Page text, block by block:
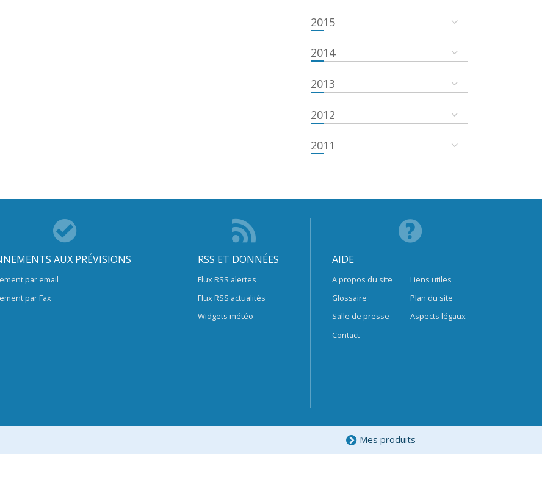
2015
2014
2013
2012
2011
AUX PRÉVISIONS
par email
par Fax
RSS ET DONNÉES
Flux RSS alertes
Flux RSS actualités
Widgets météo
AIDE
A propos du site
Glossaire
Salle de presse
Contact
Liens utiles
Plan du site
Aspects légaux
Mes produits